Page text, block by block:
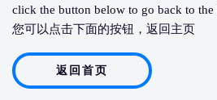
click the button below to go back to the
您可以点击下面的按钮，返回主页
返回首页